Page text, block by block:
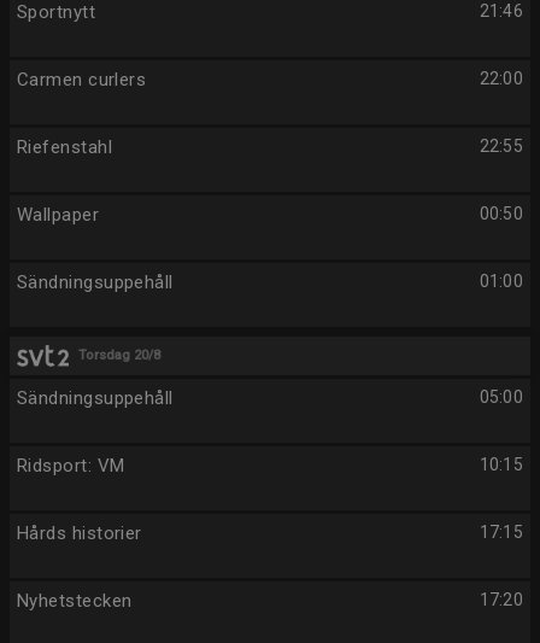
21:46
Sportnytt
22:00
Carmen curlers
22:55
Riefenstahl
00:50
Wallpaper
01:00
Sändningsuppehåll
Torsdag 20/8
05:00
Sändningsuppehåll
10:15
Ridsport: VM
17:15
Hårds historier
17:20
Nyhetstecken